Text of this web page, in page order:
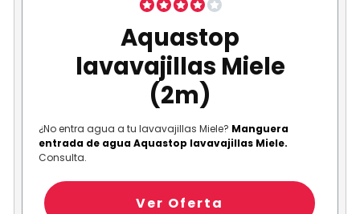
Aquastop
lavavajillas Miele
(2m)
¿No entra agua a tu lavavajillas Miele? Manguera
entrada de agua Aquastop lavavajillas Miele.
Consulta.
Ver Oferta